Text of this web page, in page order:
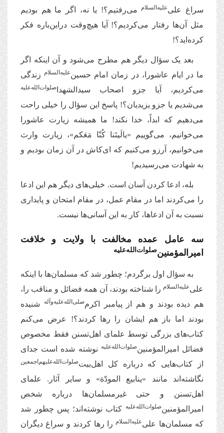
سراغ علی‌علیه‌‌السلاممی‌رفتیم؟! یا نه، اگر ما هم بودیم
مثل آن‌ها رفتار می‌کردیم؟! آیا هیچ‌وقت دراین‌باره فکر
کرده‌اید؟!
بعد یک سؤال دیگر هم مطرح می‌شود و آن اینکه اگر
ما در ایام عاشورا، در زمان امام حسین‌علیه‌‌السلامزندگی
می‌کردیم، آیا جزو اصحاب سیدالشهدا صلوات‌‌الله‌‌عليه
می‌شدیم یا جزو یزیدیان؟! پاسخ این سؤال را خیلی راحت
می‌دهیم که ابداً، خدا نکند! ما همیشه زیارت عاشورا
می‌خوانیم، می‌گوییم «یالَیتَنا کُنّا مَعَکم»، زیارت وارث
می‌خوانیم، آرزو می‌کنیم که ای‌کاش در آن زمان بودیم و
به شهادت می‌رسیدیم!
بله، ادعا کردن آسان است. خیلی‌های دیگر هم این ادعا
را می‌کردند اما در مقام عمل، در مقام امتحان و پایداری
نسبت به آن ادعاها، کار به این آسانی‌ها نیست.
سه عامل عمده مخالفت با ولايت و خلافت
امیرالمؤمنین‌صلوات‌‌الله‌‌عليه
به سؤال اول برگردم؛ چطور شد که مسلمان‌ها با اینکه
علی‌علیه‌‌السلام را شناخته بودند، آن همه فضائل و مناقب را،
هم دیده بودند و هم از پیامبر اکرم‌صلی‌‌الله‌‌علیه‌‌و‌آله
شنیده
بودند اما باز هم ایشان را رها کردند؟! عرض می‌کنم
کتاب‌های بزرگی توسط علمای اهل‌تسنن فقط مخصوص
فضائل امیرالمؤمنین‌صلوات‌‌الله‌‌عليه نوشته شده است جدای
از کتاب‌هایی که درباره کل اهل‌بیت‌صلوات‌‌الله‌‌عليهم‌‌اجمعين
نگاشته‌اند مانند «ینابیع المودّة» و سایر آثار. علمای
اهل‌تسنن و حتی غیرمسلمان‌ها درباره شخص
امیرالمؤمنین‌‌صلوات‌‌الله‌‌عليه کتاب نوشته‌اند؛ پس چطور شد
که مسلمان‌ها علی‌علیه‌‌السلامرا رها کردند و سراغ دیگران